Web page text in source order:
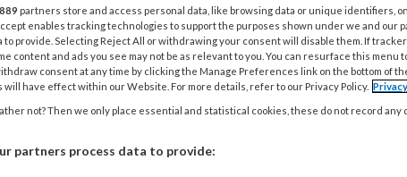
vind je artikelen en berichten over
wie sprake is van risicovoeten. Zo vind
specialistische technieken, over
risicovoeten of samenwerking in de
889 partners store and access personal data, like browsing data or unique identifiers,
enables tracking technologies to support the purposes shown under we and our
to provide. Selecting Reject All or withdrawing your consent will disable them. If
content and ads you see may not be as relevant to you. You can resurface this menu
consent at any time by clicking the Manage Preferences link on the bottom of
will have effect within our Website. For more details, refer to our Privacy Policy.
not? Then we only place essential and statistical cookies, these do not record any
partners process data to provide: